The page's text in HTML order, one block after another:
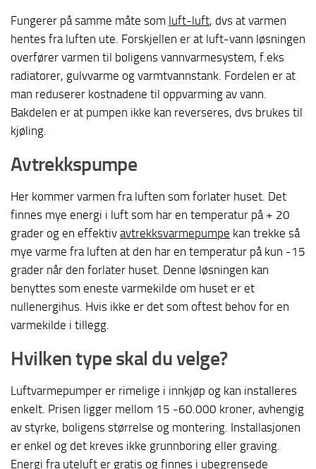
Fungerer på samme måte som luft-luft, dvs at varmen
hentes fra luften ute. Forskjellen er at luft-vann løsningen
overfører varmen til boligens vannvarmesystem, f.eks
radiatorer, gulvvarme og varmtvannstank. Fordelen er at
man reduserer kostnadene til oppvarming av vann.
Bakdelen er at pumpen ikke kan reverseres, dvs brukes til
kjøling.
Avtrekkspumpe
Her kommer varmen fra luften som forlater huset. Det
finnes mye energi i luft som har en temperatur på + 20
grader og en effektiv avtrekksvarmepumpe kan trekke så
mye varme fra luften at den har en temperatur på kun -15
grader når den forlater huset. Denne løsningen kan
benyttes som eneste varmekilde om huset er et
nullenergihus. Hvis ikke er det som oftest behov for en
varmekilde i tillegg.
Hvilken type skal du velge?
Luftvarmepumper er rimelige i innkjøp og kan installeres
enkelt. Prisen ligger mellom 15 -60.000 kroner, avhengig
av styrke, boligens størrelse og montering. Installasjonen
er enkel og det kreves ikke grunnboring eller graving.
Energi fra uteluft er gratis og finnes i ubegrensede